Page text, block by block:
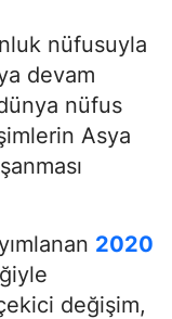
nüfusuyla
devam
nüfus
Asya
2020
değişim,